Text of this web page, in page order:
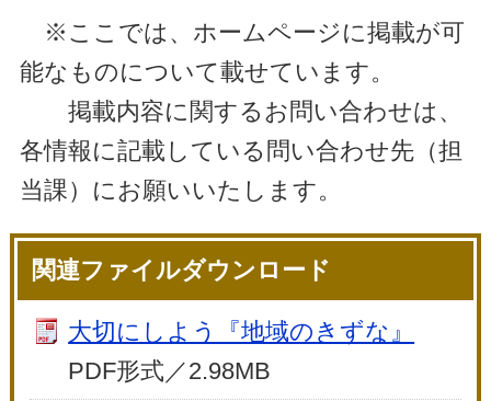
※ここでは、ホームページに掲載が可
能なものについて載せています。
掲載内容に関するお問い合わせは、
各情報に記載している問い合わせ先（担
当課）にお願いいたします。
関連ファイルダウンロード
大切にしよう『地域のきずな』
PDF形式／2.98MB